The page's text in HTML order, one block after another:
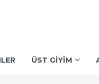
ÜST GİYİM